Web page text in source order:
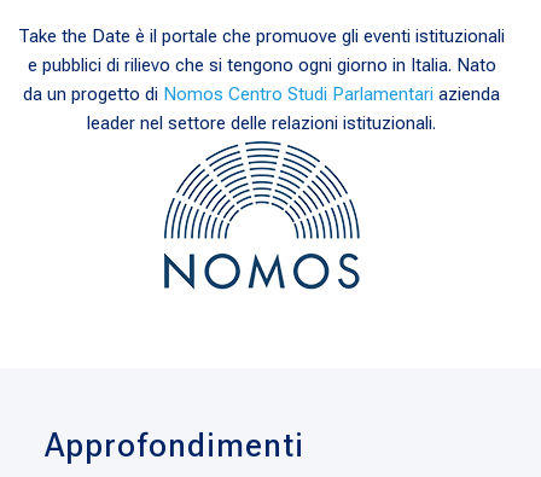
Take the Date è il portale che promuove gli eventi istituzionali
e pubblici di rilievo che si tengono ogni giorno in Italia. Nato
da un progetto di Nomos Centro Studi Parlamentari azienda
leader nel settore delle relazioni istituzionali.
Approfondimenti